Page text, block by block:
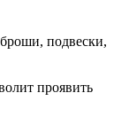
подвески,
проявить